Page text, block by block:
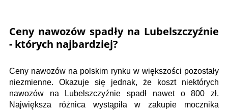
Ceny nawozów spadły na Lubelszczyźnie
- których najbardziej?
Ceny nawozów na polskim rynku w większości pozostały
niezmienne. Okazuje się jednak, że koszt niektórych
nawozów na Lubelszczyźnie spadł nawet o 800 zł.
Największa różnica wystąpiła w zakupie mocznika